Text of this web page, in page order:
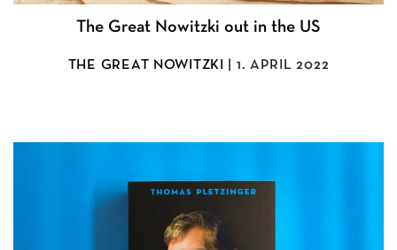
The Great Nowitzki out in the US
THE GREAT NOWITZKI | 1. APRIL 2022